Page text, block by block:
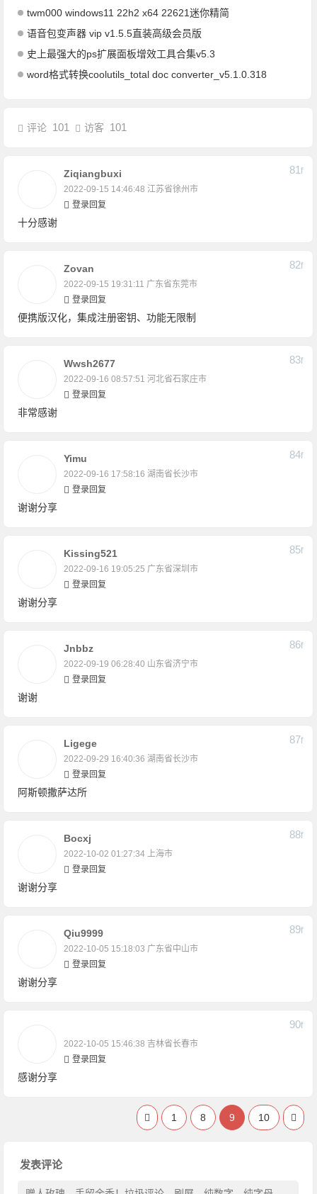
twm000 windows11 22h2 x64 22621迷你精简
语音包变声器 vip v1.5.5直装高级会员版
史上最强大的ps扩展面板增效工具合集v5.3
word格式转换coolutils_total doc converter_v5.1.0.318
评论 101 访客 101
Ziqiangbuxi
2022-09-15 14:46:48 江苏省徐州市
81F
登录回复
十分感谢
Zovan
2022-09-15 19:31:11 广东省东莞市
82F
登录回复
便携版汉化，集成注册密钥、功能无限制
Wwsh2677
2022-09-16 08:57:51 河北省石家庄市
83F
登录回复
非常感谢
Yimu
2022-09-16 17:58:16 湖南省长沙市
84F
登录回复
谢谢分享
Kissing521
2022-09-16 19:05:25 广东省深圳市
85F
登录回复
谢谢分享
Jnbbz
2022-09-19 06:28:40 山东省济宁市
86F
登录回复
谢谢
Ligege
2022-09-29 16:40:36 湖南省长沙市
87F
登录回复
阿斯顿撒萨达所
Bocxj
2022-10-02 01:27:34 上海市
88F
登录回复
谢谢分享
Qiu9999
2022-10-05 15:18:03 广东省中山市
89F
登录回复
谢谢分享
2022-10-05 15:46:38 吉林省长春市
90F
登录回复
感谢分享
1 8 9 10
发表评论